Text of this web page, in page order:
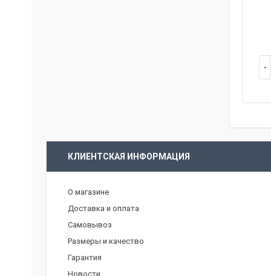
КЛИЕНТСКАЯ ИНФОРМАЦИЯ
О магазине
Доставка и оплата
Самовывоз
Размеры и качество
Гарантия
Новости